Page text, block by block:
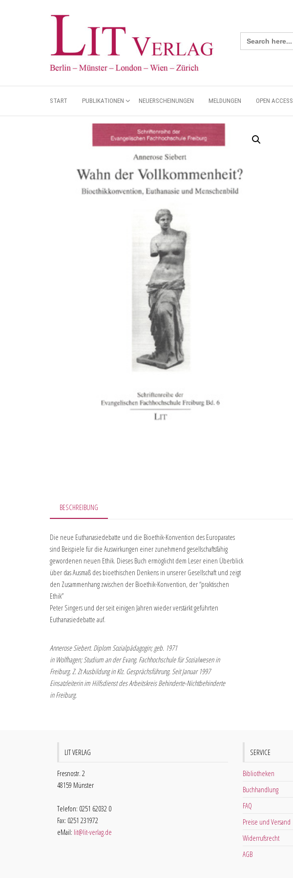
Search
for:
START PUBLIKATIONEN NEUERSCHEINUNGEN MELDUNGEN OPEN ACCESS
BESCHREIBUNG
Die neue Euthanasiedebatte und die Bioethik-Konvention des Europarates
sind Beispiele für die Auswirkungen einer zunehmend gesellschaftsfähig
gewordenen neuen Ethik. Dieses Buch ermöglicht dem Leser einen Überblick
über das Ausmaß des bioethischen Denkens in unserer Gesellschaft und zeigt
den Zusammenhang zwischen der Bioethik-Konvention, der “praktischen
Ethik”
Peter Singers und der seit einigen Jahren wieder verstärkt geführten
Euthanasiedebatte auf.
Annerose Siebert. Diplom Sozialpädagogin; geb. 1971
in Wolfhagen; Studium an der Evang. Fachhochschule für Sozialwesen in
Freiburg. Z. Zt Ausbildung in Klz. Gesprächsführung. Seit Januar 1997
Einsatzleiterin im Hilfsdienst des Arbeitskreis Behinderte-Nichtbehinderte
in Freiburg.
LIT VERLAG
Fresnostr. 2
48159 Münster
Telefon: 0251 62032 0
Fax: 0251 231972
eMail: lit@lit-verlag.de
SERVICE
Bibliotheken
Buchhandlung
FAQ
Preise und Versand
Widerrufsrecht
AGB